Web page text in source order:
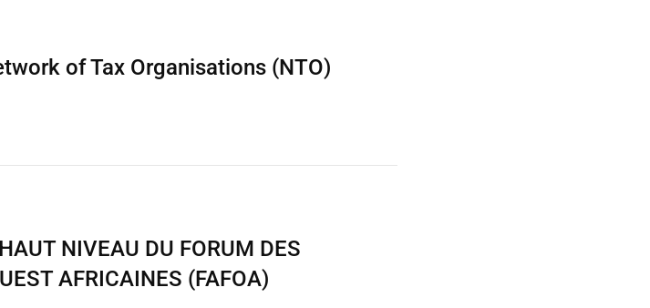
of Tax Organisations (NTO)
NIVEAU DU FORUM DES
AFRICAINES (FAFOA)